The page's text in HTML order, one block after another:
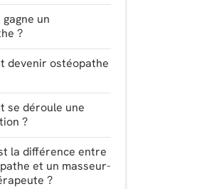
un
?
devenir ostéopathe
se déroule une
?
la différence entre
et un masseur-
?